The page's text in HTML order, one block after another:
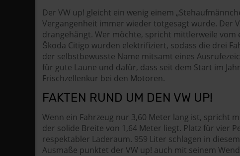
Der VW up! gleicht ein wenig einem
Vergangenheit immer wieder totgesagt wurde. Der
drangehängt. Wer möchte, spricht mittlerweile vom
Škoda Citigo wurden elektrifiziert, sodass die drei
der selbstbewusste Name mitsamt eines
für gute Laune und dafür, dass seit dem Start im
Frischzellenkur bei den Motoren.
FAKTEN RUND UM DEN VW UP!
Wenn ein Fahrzeug nur 3,60 Meter lang ist, spricht
der solide Breite von 1,64 Meter liegt. Platz für vier
respektabler Laderaum. 959 Liter schlagen in
Ausmaße punktet der VW up! auch mit seinem